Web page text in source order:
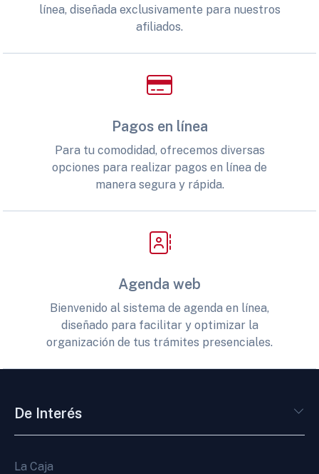
línea, diseñada exclusivamente para nuestros
afiliados.
Pagos en línea
Para tu comodidad, ofrecemos diversas
opciones para realizar pagos en línea de
manera segura y rápida.
Agenda web
Bienvenido al sistema de agenda en línea,
diseñado para facilitar y optimizar la
organización de tus trámites presenciales.
De Interés
La Caja